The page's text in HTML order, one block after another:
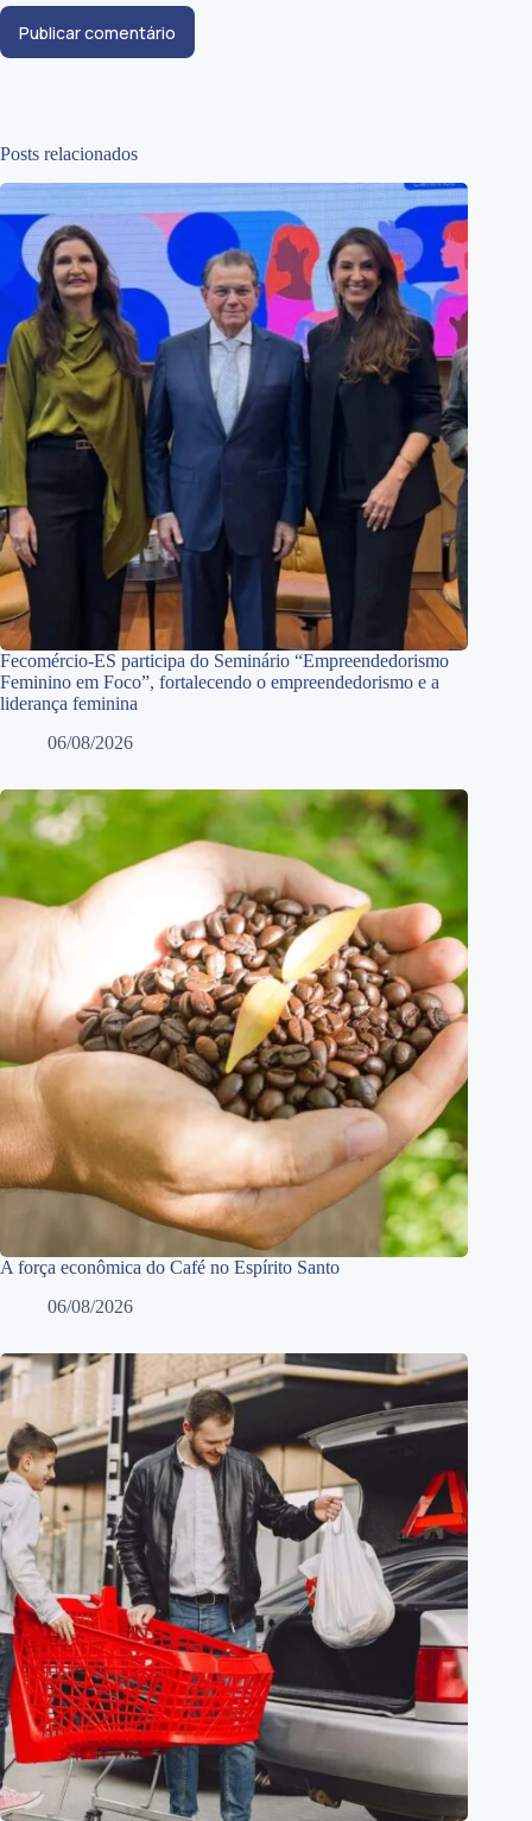
Publicar comentário
Posts relacionados
Fecomércio-ES participa do Seminário “Empreendedorismo
Feminino em Foco”, fortalecendo o empreendedorismo e a
liderança feminina
06/08/2026
A força econômica do Café no Espírito Santo
06/08/2026